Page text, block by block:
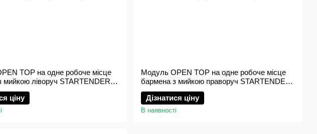
TOP на одне робоче місце
мийкою ліворуч STARTENDER
(L)
ціну
Модуль OPEN TOP на одне робоче місце
бармена з мийкою праворуч STARTENDER
WASH SS (R)
Дізнатися ціну
В наявності